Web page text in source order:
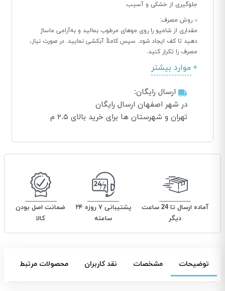
جلوگیری از خشکی و آسیب.
روش مصرف:
مقداری از شامپو را روی موهای مرطوب بمالید و به‌آرامی ماساژ
دهید تا کف ایجاد شود. سپس کاملاً آبکشی نمایید. در صورت نیاز،
مصرف را تکرار کنید.
موارد بیشتر
ارسال رایگان:
در شهر اصفهان ارسال رایگان
تهران و شهرستان ها برای خرید بالای ۲.۵ م
آماده ارسال تا 24 ساعت
دیگر
پشتیبانی ۷ روزه ۲۴
ساعته
ضمانت اصل بودن
کالا
توضیحات مشخصات نقد کاربران محصولات مرتبط